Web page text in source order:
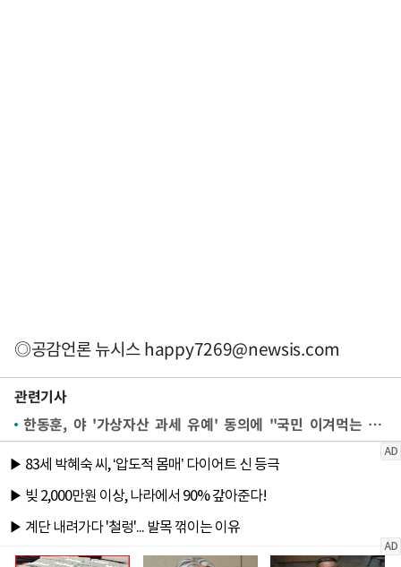
◎공감언론 뉴시스happy7269@newsis.com
관련기사
한동훈, 야 '가상자산 과세 유예' 동의에 "국민 이겨먹는 정치 없다"